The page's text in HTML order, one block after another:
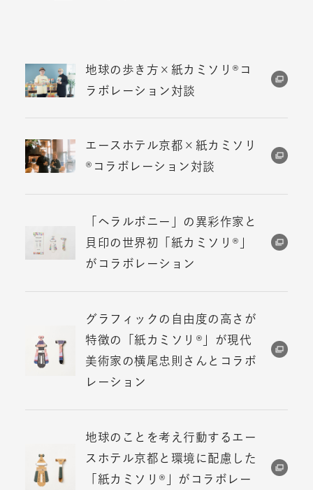
地球の歩き方×紙カミソリ®コ
ラボレーション対談
エースホテル京都×紙カミソリ
®コラボレーション対談
「ヘラルボニー」の異彩作家と
貝印の世界初「紙カミソリ®」
がコラボレーション
グラフィックの自由度の高さが
特徴の「紙カミソリ®」が現代
美術家の横尾忠則さんとコラボ
レーション
地球のことを考え行動するエー
スホテル京都と環境に配慮した
「紙カミソリ®」がコラボレー